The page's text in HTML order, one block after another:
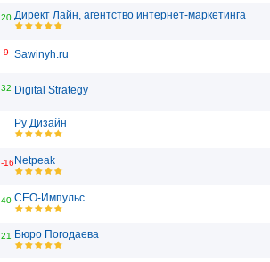
20 Директ Лайн, агентство интернет-маркетинга
-9 Sawinyh.ru
32 Digital Strategy
Ру Дизайн
-16 Netpeak
40 СЕО-Импульс
21 Бюро Погодаева